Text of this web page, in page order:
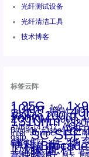
光纤测试设备
光纤清洁工具
技术博客
标签云阵
1.25G 1x9 1×9
10km 15KM 16G
28.05G 30km
100km 100m
200KM 300m
1310nm
ANBR-1414TZ AOC
Brocade Cisco
Intel Juniper LC
qsfp SC SFF
st螺纹接口 xfp 万兆
千兆光模块 华三 华
博科
工业级 思科 惠
百兆 瞻博 网卡 网